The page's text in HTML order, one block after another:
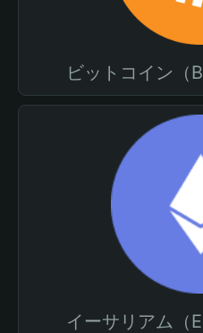
ビットコイン（
イーサリアム（